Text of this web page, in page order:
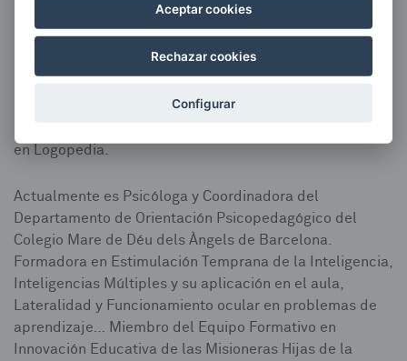
Nuria Sánchez Povedano
Barcelona. Título Oficial de Psicóloga Especialista en
en Logopedia.
Actualmente es Psicóloga y Coordinadora del
Departamento de Orientación Psicopedagógico del
Colegio Mare de Déu dels Àngels de Barcelona.
Formadora en Estimulación Temprana de la Inteligencia,
Inteligencias Múltiples y su aplicación en el aula,
Lateralidad y Funcionamiento ocular en problemas de
aprendizaje… Miembro del Equipo Formativo en
Innovación Educativa de las Misioneras Hijas de la
Aceptar cookies
Rechazar cookies
Configurar